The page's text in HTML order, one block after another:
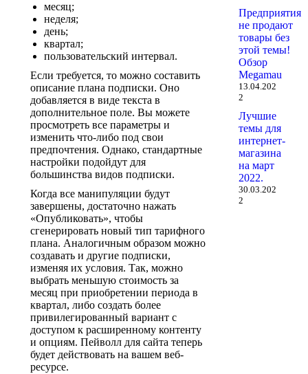
месяц;
неделя;
день;
квартал;
пользовательский интервал.
Если требуется, то можно составить
описание плана подписки. Оно
добавляется в виде текста в
дополнительное поле. Вы можете
просмотреть все параметры и
изменить что-либо под свои
предпочтения. Однако, стандартные
настройки подойдут для
большинства видов подписки.
Когда все манипуляции будут
завершены, достаточно нажать
«Опубликовать», чтобы
сгенерировать новый тип тарифного
плана. Аналогичным образом можно
создавать и другие подписки,
изменяя их условия. Так, можно
выбрать меньшую стоимость за
месяц при приобретении периода в
квартал, либо создать более
привилегированный вариант с
доступом к расширенному контенту
и опциям. Пейволл для сайта теперь
будет действовать на вашем веб-
ресурсе.
Предприятия
не продают
товары без
этой темы!
Обзор
Megamau
13.04.202
2
Лучшие
темы для
интернет-
магазина
на март
2022.
30.03.202
2